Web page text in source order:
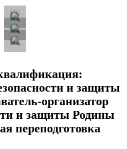
и защиты
организатор
и защиты Родины
переподготовка